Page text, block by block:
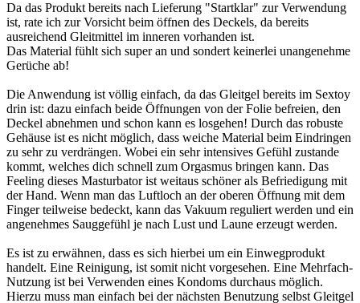
Da das Produkt bereits nach Lieferung "Startklar" zur Verwendung
ist, rate ich zur Vorsicht beim öffnen des Deckels, da bereits
ausreichend Gleitmittel im inneren vorhanden ist.
Das Material fühlt sich super an und sondert keinerlei unangenehme
Gerüche ab!
Die Anwendung ist völlig einfach, da das Gleitgel bereits im Sextoy
drin ist: dazu einfach beide Öffnungen von der Folie befreien, den
Deckel abnehmen und schon kann es losgehen! Durch das robuste
Gehäuse ist es nicht möglich, dass weiche Material beim Eindringen
zu sehr zu verdrängen. Wobei ein sehr intensives Gefühl zustande
kommt, welches dich schnell zum Orgasmus bringen kann. Das
Feeling dieses Masturbator ist weitaus schöner als Befriedigung mit
der Hand. Wenn man das Luftloch an der oberen Öffnung mit dem
Finger teilweise bedeckt, kann das Vakuum reguliert werden und ein
angenehmes Sauggefühl je nach Lust und Laune erzeugt werden.
Es ist zu erwähnen, dass es sich hierbei um ein Einwegprodukt
handelt. Eine Reinigung, ist somit nicht vorgesehen. Eine Mehrfach-
Nutzung ist bei Verwenden eines Kondoms durchaus möglich.
Hierzu muss man einfach bei der nächsten Benutzung selbst Gleitgel